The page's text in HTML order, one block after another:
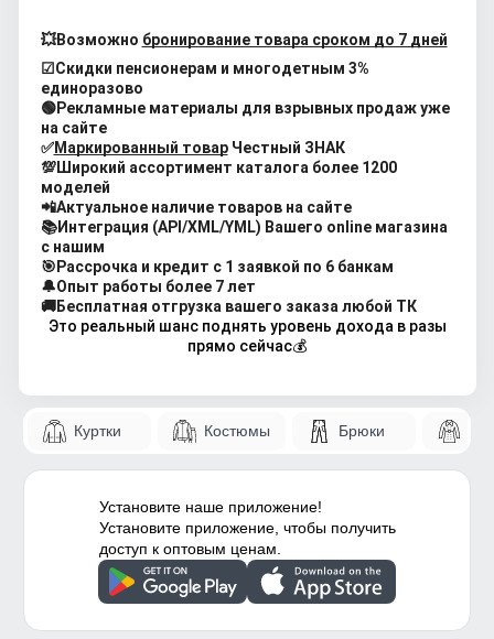
💥Возможно бронирование товара сроком до 7 дней
☑Скидки пенсионерам и многодетным 3%
единоразово
🟢Рекламные материалы для взрывных продаж уже
на сайте
✅Маркированный товар Честный ЗНАК
💯Широкий ассортимент каталога более 1200
моделей
📲Актуальное наличие товаров на сайте
📚Интеграция (API/XML/YML) Вашего online магазина
с нашим
🎯Рассрочка и кредит с 1 заявкой по 6 банкам
🔔Опыт работы более 7 лет
🚚Бесплатная отгрузка вашего заказа любой ТК
прямо сейчас💰
Куртки Костюмы Брюки
Установите наше приложение!
Установите приложение, чтобы получить
доступ к оптовым ценам.